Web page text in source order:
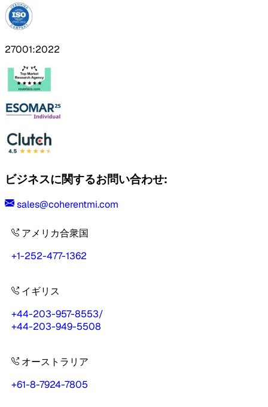
27001:2022
ビジネスに関するお問い合わせ:
sales@coherentmi.com
アメリカ合衆国
+1-252-477-1362
イギリス
+44-203-957-8553/
+44-203-949-5508
オーストラリア
+61-8-7924-7805